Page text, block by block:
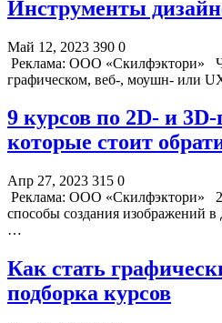
Инструменты
Май 12, 2023 390 0
Реклама: ООО «Скилфэктори»
графическом, веб-, моушн- или
9 курсов по 2D- и
которые стоит
Апр 27, 2023 315 0
Реклама: ООО «Скилфэктори»
способы создания изображений в
…
Как стать
подборка курсов